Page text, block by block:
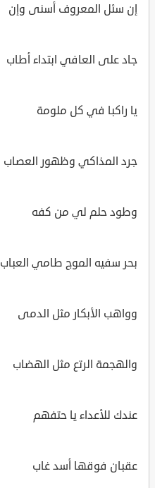
إن سئل المعروف أسنى وإن
جاد على العافي ابتداء أطاب
يا راكبا في كل ملومة
جرد المذاكي وظهور العصاب
وطود حلم لي من كفه
بحر سفيه الموج طامي العباب
وواهب الأبكار مثل الدمى
والهجمة الرتع مثل الهضاب
عندك للأعداء يا حتفهم
عقبان فوقها أسد غاب